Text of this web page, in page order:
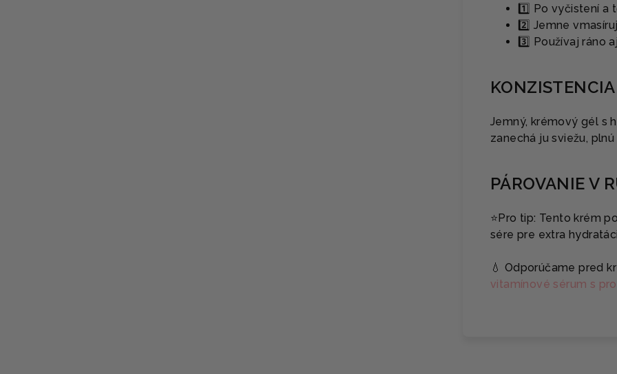
1️⃣ Po vyčistení a
2️⃣ Jemne
3️⃣ Používaj ráno
KONZISTENCIA
Jemný, krémový gél s
zanechá ju sviežu,
PÁROVANIE V
⭐️Pro tip: Tento krém
sére pre extra
💧 Odporúčame pred
vitamínové sérum s